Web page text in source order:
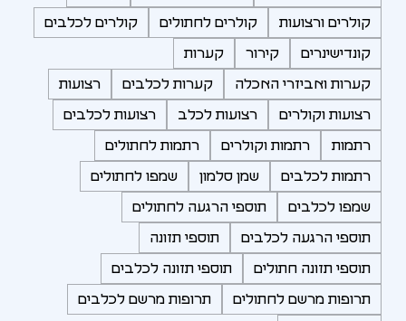
קולרים ורצועות קולרים לחתולים קולרים לכלבים
קונדישינרים קירור קערות
קערות ואביזרי האכלה קערות לכלבים רצועות
רצועות וקולרים רצועות לכלב רצועות לכלבים
רתמות רתמות וקולרים רתמות לחתולים
רתמות לכלבים שמן סלמון שמפו לחתולים
שמפו לכלבים תוספי הרגעה לחתולים
תוספי הרגעה לכלבים תוספי תזונה
תוספי תזונה חתולים תוספי תזונה לכלבים
תרופות מרשם לחתולים תרופות מרשם לכלבים